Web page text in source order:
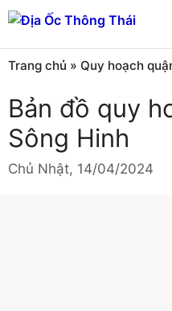
Chuyển
đến
nội
dung
Trang chủ » Quy hoạch
Bản đồ quy
Sông Hinh
Chủ Nhật, 14/04/2024